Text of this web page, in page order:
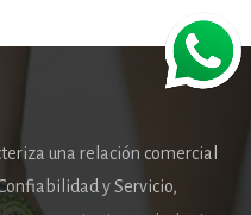
una relación comercial
y Servicio,